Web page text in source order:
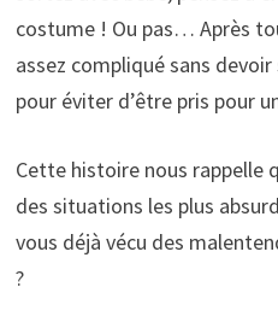
costume ! Ou pas… Après
assez compliqué sans
pour éviter d’être pris pour
Cette histoire nous rappelle
des situations les plus
vous déjà vécu des
?